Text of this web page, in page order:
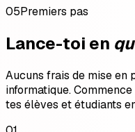
05Premiers pas
Lance-toi en
Aucuns frais de mise en
informatique.
tes élèves et étudiants